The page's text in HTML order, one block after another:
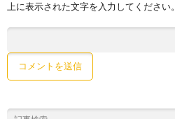
上に表示された文字を入力してください。